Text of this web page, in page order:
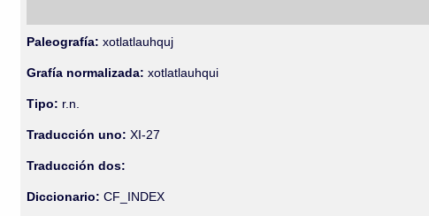
Paleografía: xotlatlauhquj
Grafía normalizada: xotlatlauhqui
Tipo: r.n.
Traducción uno: XI-27
Traducción dos:
Diccionario:CF_INDEX